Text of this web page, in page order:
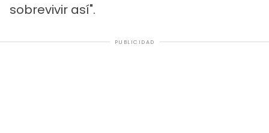
sobrevivir así".
PUBLICIDAD